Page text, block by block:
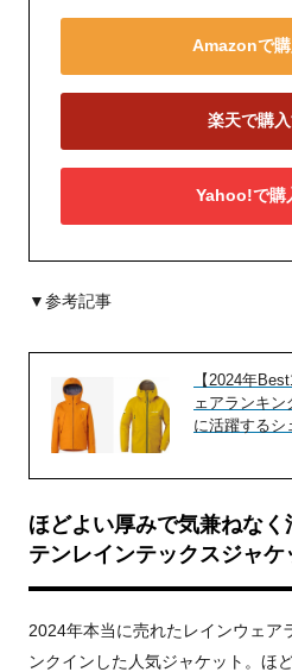
Amazonで
楽天で購
Yahoo!で購
▼参考記事
【2024年
ェアランキン
に活躍するシ
ほどよい厚みで気兼ねな
テンレインテックスジャケ
2024年本当に売れたレインウェア
ンクインした人気ジャケット。ほ